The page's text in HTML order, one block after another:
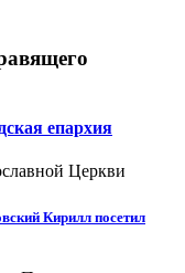
епархия
Церкви
Кирилл посетил